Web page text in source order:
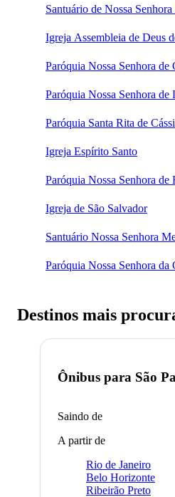
Santuário de Nossa
Igreja Assembleia de Deus
Paróquia Nossa Senhora de
Paróquia Nossa Senhora de
Paróquia Santa Rita de
Igreja Espírito Santo
Paróquia Nossa Senhora de
Igreja de São Salvador
Santuário Nossa Senhora
Paróquia Nossa Senhora da
Destinos mais
Ônibus para São
Saindo de
A partir de
Rio de Janeiro
Belo Horizonte
Ribeirão Preto